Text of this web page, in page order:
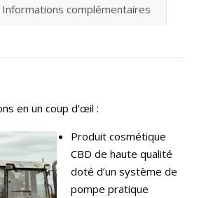
Informations complémentaires
en un coup d’œil :
Produit cosmétique
CBD de haute qualité
doté d’un système de
pompe pratique